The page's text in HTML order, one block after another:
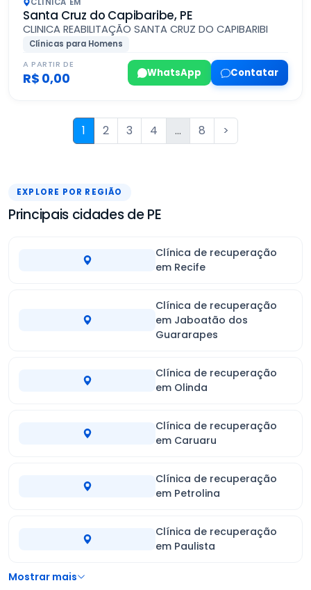
Santa Cruz do Capibaribe, PE
CLINICA REABILITAÇÃO SANTA CRUZ DO CAPIBARIBI
Clínicas para Homens
A PARTIR DE
R$ 0,00 WhatsApp Contatar
1 2 3 4 ... 8 >
EXPLORE POR REGIÃO
Principais cidades de PE
Clínica de recuperação
em Recife
Clínica de recuperação
em Jaboatão dos
Guararapes
Clínica de recuperação
em Olinda
Clínica de recuperação
em Caruaru
Clínica de recuperação
em Petrolina
Clínica de recuperação
em Paulista
Mostrar mais